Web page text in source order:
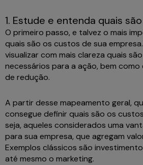
1. Estude e entenda quais
O primeiro passo, e talvez o mais
quais são os custos de sua
visualizar com mais clareza quais
necessários para a ação, bem como
de redução.
A partir desse mapeamento geral,
consegue definir quais são os
seja, aqueles considerados uma
para sua empresa, que agregam
Exemplos clássicos são
até mesmo o marketing.